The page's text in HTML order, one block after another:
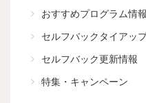
おすすめプログラム情報
セルフバックタイアッ
セルフバック更新情報
特集・キャンペーン